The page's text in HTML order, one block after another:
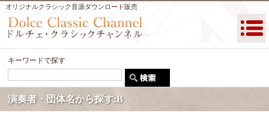
オリジナルクラシック音源ダウンロード販売
キーワードで探す
演奏者・団体名から探す:B